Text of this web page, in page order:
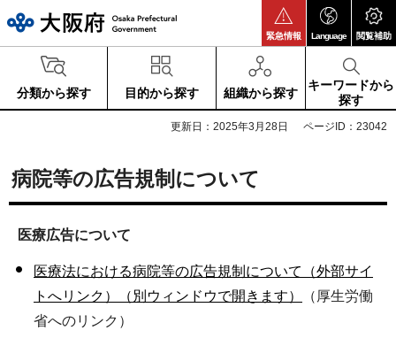
緊急情報 Language 閲覧補助
分類から探す 目的から探す 組織から探す
キーワードから
探す
更新日：2025年3月28日 ページID：23042
病院等の広告規制について
医療広告について
医療法における病院等の広告規制について（外部サイ
トへリンク）（別ウィンドウで開きます）
（厚生労働
省へのリンク）